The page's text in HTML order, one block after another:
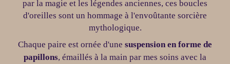
par la magie et les légendes anciennes, ces boucles
d'oreilles sont un hommage à l'envoûtante sorcière
mythologique.
Chaque paire est ornée d'une suspension en forme de
papillons, émaillés à la main par mes soins avec la